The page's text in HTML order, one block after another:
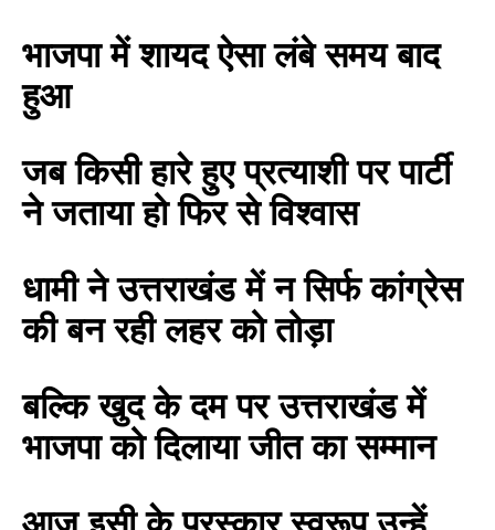
भाजपा में शायद ऐसा लंबे समय बाद
हुआ
जब किसी हारे हुए प्रत्याशी पर पार्टी
ने जताया हो फिर से विश्वास
धामी ने उत्तराखंड में न सिर्फ कांग्रेस
की बन रही लहर को तोड़ा
बल्कि खुद के दम पर उत्तराखंड में
भाजपा को दिलाया जीत का सम्मान
BREAKING NEWS
जयपुर से दुनिया को भारत
का संदेश: ब्रिक्स सम्मेलन में
रोजगार बढ़ाने पर सहमति
Vijay
focus:outline-none has-data-